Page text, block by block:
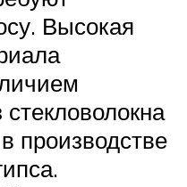
Высокая
производстве